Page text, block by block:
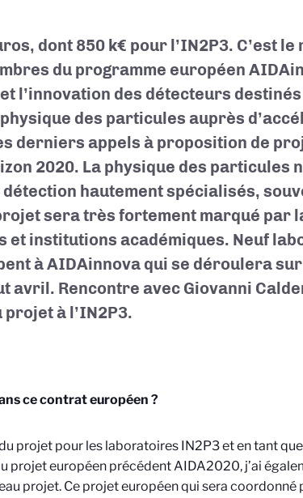
dont 850 k€ pour l’IN2P3. C’est le
du programme européen
l’innovation des détecteurs
des particules auprès
derniers appels à proposition de
2020. La physique des particules
hautement spécialisés,
sera très fortement marqué par
et institutions académiques. Neuf
à AIDAinnova qui se déroulera
avril. Rencontre avec Giovanni
à l’IN2P3.
ce contrat européen ?
projet pour les laboratoires IN2P3 et en tant
projet européen précédent AIDA2020, j’ai
projet. Ce projet européen qui sera coordonné